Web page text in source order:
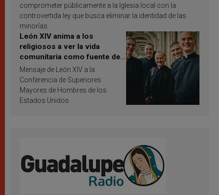
comprometer públicamente a la Iglesia local con la
controvertida ley que busca eliminar la identidad de las
minorías.
León XIV anima a los
religiosos a ver la vida
comunitaria como fuente de
inspiración y santificación
Mensaje de León XIV a la
Conferencia de Superiores
Mayores de Hombres de los
Estados Unidos